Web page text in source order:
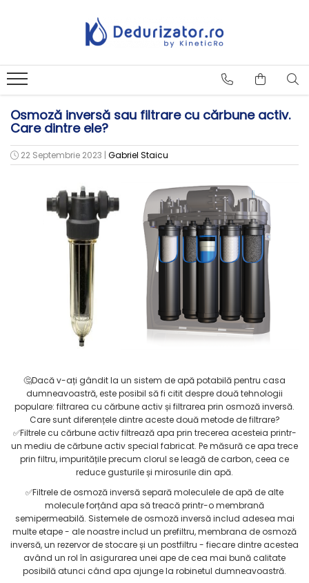
Osmoză inversă sau filtrare cu cărbune activ.
Care dintre ele?
22 Septembrie 2023 | Gabriel Staicu
🤔Dacă v-ați gândit la un sistem de apă potabilă pentru casa
dumneavoastră, este posibil să fi citit despre două tehnologii
populare: filtrarea cu cărbune activ și filtrarea prin osmoză inversă.
Care sunt diferențele dintre aceste două metode de filtrare?
✅Filtrele cu cărbune activ filtrează apa prin trecerea acesteia printr-
un mediu de cărbune activ special fabricat. Pe măsură ce apa trece
prin filtru, impuritățile precum clorul se leagă de carbon, ceea ce
reduce gusturile și mirosurile din apă.
✅Filtrele de osmoză inversă separă moleculele de apă de alte
molecule forțând apa să treacă printr-o membrană
semipermeabilă. Sistemele de osmoză inversă includ adesea mai
multe etape - ale noastre includ un prefiltru, membrana de osmoză
inversă, un rezervor de stocare și un postfiltru - fiecare dintre acestea
având un rol în asigurarea unei ape de cea mai bună calitate
posibilă atunci când apa ajunge la robinetul dumneavoastră.